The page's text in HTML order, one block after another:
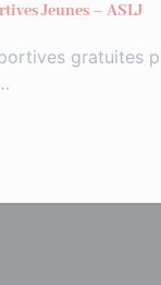
Jeunes – ASLJ
gratuites